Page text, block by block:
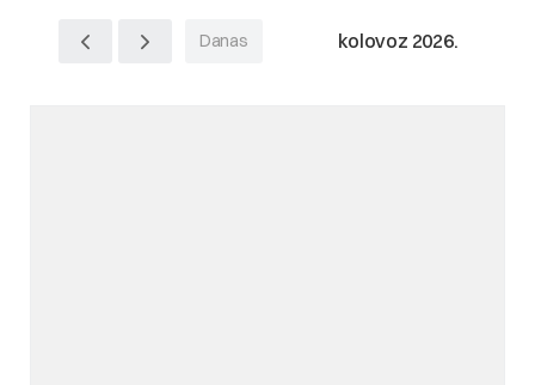
Danas kolovoz 2026.